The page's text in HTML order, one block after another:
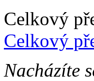
Celkový
Celkový
Nacházíte